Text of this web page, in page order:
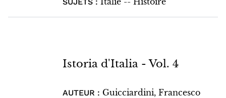
Istoria d'Italia - Vol. 4
AUTEUR : Guicciardini, Francesco